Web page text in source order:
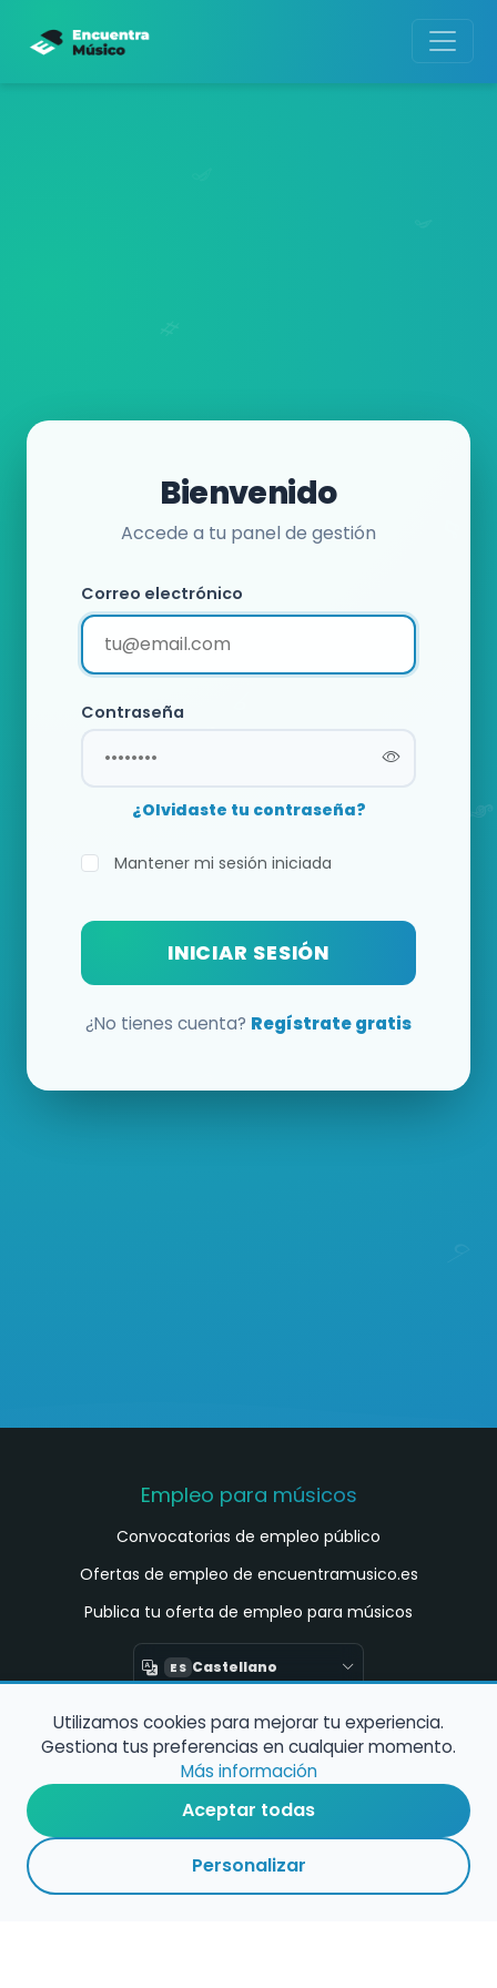
Bienvenido
Accede a tu panel de gestión
Correo electrónico
Contraseña
¿Olvidaste tu contraseña?
Mantener mi sesión iniciada
INICIAR SESIÓN
¿No tienes cuenta? Regístrate gratis
Empleo para músicos
Convocatorias de empleo público
Ofertas de empleo de encuentramusico.es
Publica tu oferta de empleo para músicos
ES Castellano
Encuentra Músico
Buscador de Músicos
Encuentra Pianista Acompañante
Asesoría para músicos y docentes
Utilizamos cookies para mejorar tu experiencia.
Gestiona tus preferencias en cualquier momento.
Más información
Aceptar todas
Personalizar